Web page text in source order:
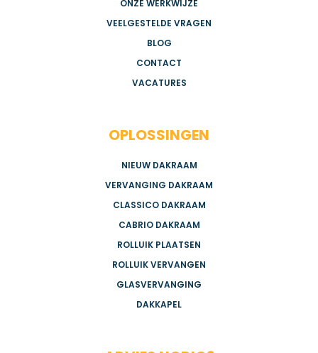
ONZE WERKWIJZE
VEELGESTELDE VRAGEN
BLOG
CONTACT
VACATURES
OPLOSSINGEN
NIEUW DAKRAAM
VERVANGING DAKRAAM
CLASSICO DAKRAAM
CABRIO DAKRAAM
ROLLUIK PLAATSEN
ROLLUIK VERVANGEN
GLASVERVANGING
DAKKAPEL